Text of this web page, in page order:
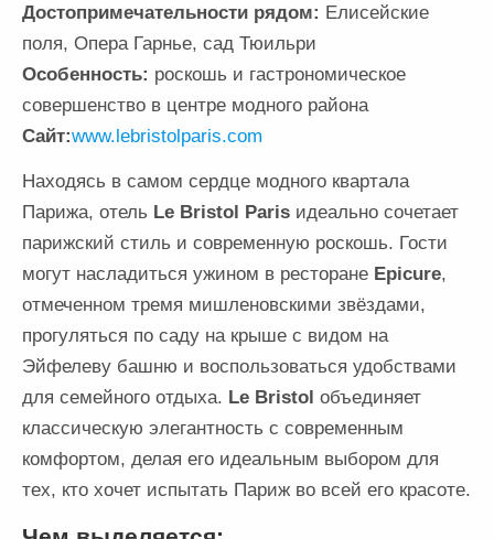
Достопримечательности рядом: Елисейские
поля, Опера Гарнье, сад Тюильри
Особенность: роскошь и гастрономическое
совершенство в центре модного района
Сайт:www.lebristolparis.com
Находясь в самом сердце модного квартала
Парижа, отель Le Bristol Paris идеально сочетает
парижский стиль и современную роскошь. Гости
могут насладиться ужином в ресторане Epicure,
отмеченном тремя мишленовскими звёздами,
прогуляться по саду на крыше с видом на
Эйфелеву башню и воспользоваться удобствами
для семейного отдыха. Le Bristol объединяет
классическую элегантность с современным
комфортом, делая его идеальным выбором для
тех, кто хочет испытать Париж во всей его красоте.